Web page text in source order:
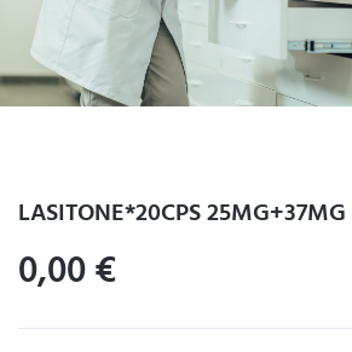
LASITONE*20CPS 25MG+37MG
0,00€